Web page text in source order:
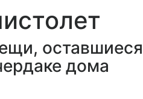
оставшиеся
дома